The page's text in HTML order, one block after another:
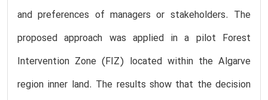
and preferences of managers or stakeholders. The
proposed approach was applied in a pilot Forest
Intervention Zone (FIZ) located within the Algarve
region inner land. The results show that the decision